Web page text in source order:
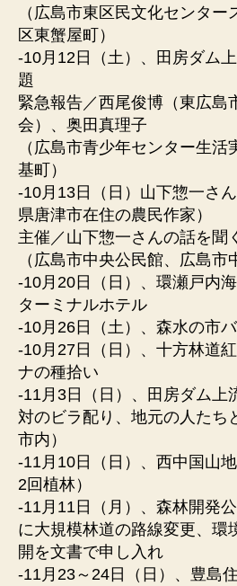
（広島市東区民文化センタ
区東蟹屋町）
-10月12日（土）、田房ダム
題
緊急報告／西尾俊博（東広島
会）、奥田真理子
（広島市青少年センター生
基町）
-10月13日（日）山下惣一さ
県唐津市在住の農民作家）
主催／山下惣一さんの話を聞
（広島市中央公民館、広島市
-10月20日（日）、環瀬戸内
ターミナルホテル
-10月26日（土）、森水の市
-10月27日（日）、十方林道
ナの種拾い
-11月3日（日）、田房ダム上
対のビラ配り、地元の人たち
市内）
-11月10日（日）、西中国山
2回植林）
-11月11日（月）、森林開発
に大規模林道の路線変更、環
開を文書で申し入れ
-11月23～24日（日）、豊島